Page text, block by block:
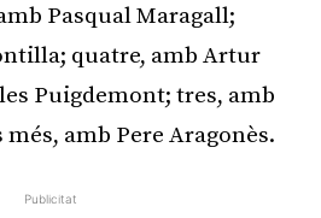
Pasqual Maragall;
quatre, amb Artur
Puigdemont; tres, amb
amb Pere Aragonès.
Publicitat